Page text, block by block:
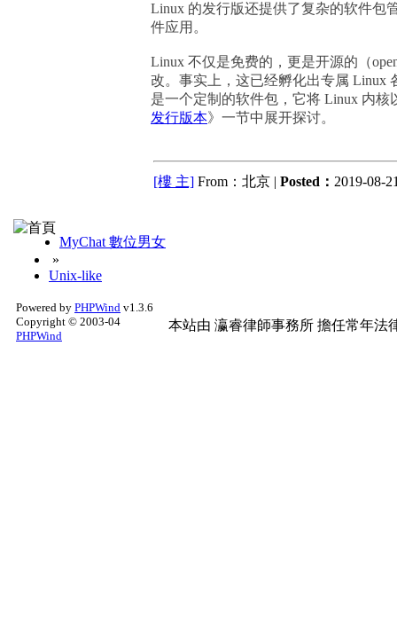
Linux 的发行版还提供了复杂的软件包
件应用。
Linux 不仅是免费的，更是开源的（
改。事实上，这已经孵化出专属 Linux
是一个定制的软件包，它将 Linux 内
发行版本》一节中展开探讨。
[樓 主] From：北京 | Posted： 2019-08-
MyChat 數位男女
»
Unix-like
Powered by PHPWind v1.3.6
Copyright © 2003-04
PHPWind
本站由 瀛睿律師事務所 擔任常年法